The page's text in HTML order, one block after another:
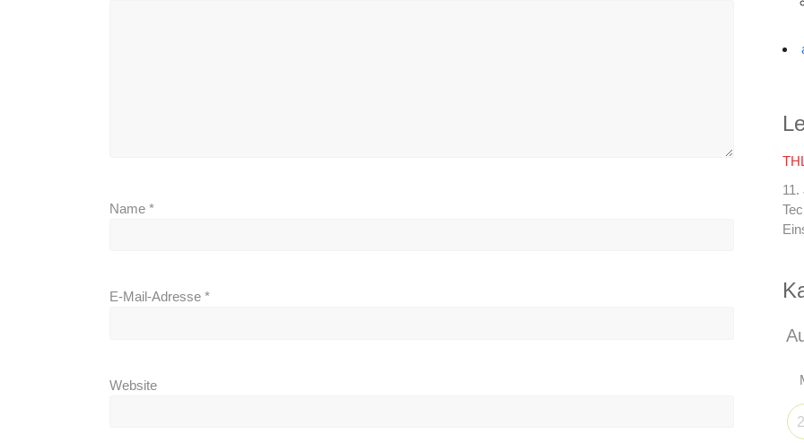
Name *
E-Mail-Adresse *
Website
11.